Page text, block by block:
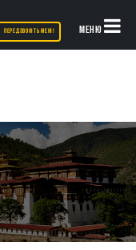
ПЕРЕДЗВОНІТЬ МЕНІ! МЕНЮ